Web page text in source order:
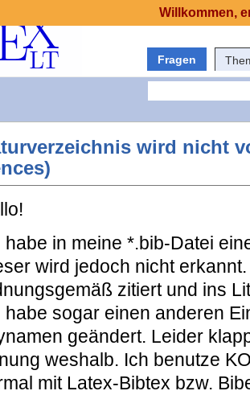
Fragen
wird nicht
habe in meine *.bib-Datei
wird jedoch nicht
zitiert und ins
habe sogar einen anderen
geändert. Leider
weshalb. Ich benutze
mit Latex-Bibtex bzw.
Willkommen,